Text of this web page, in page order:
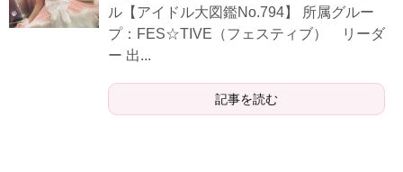
ル【アイドル大図鑑No.794】 所属グルー
プ：FES☆TIVE（フェスティブ） リーダ
ー 出...
記事を読む